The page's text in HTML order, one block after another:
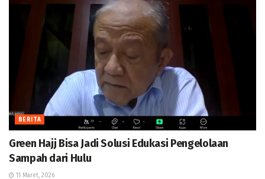
BERITA
Green Hajj Bisa Jadi Solusi Edukasi Pengelolaan
Sampah dari Hulu
11 Maret, 2026